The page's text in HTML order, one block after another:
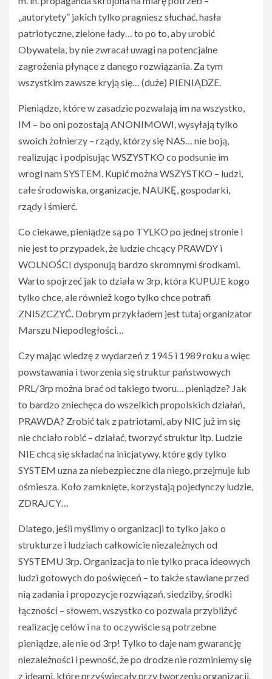
„autorytety” jakich tylko pragniesz słuchać, hasła
patriotyczne, zielone łady… to po to, aby urobić
Obywatela, by nie zwracał uwagi na potencjalne
zagrożenia płynące z danego rozwiązania. Za tym
wszystkim zawsze kryją się… (duże) PIENIĄDZE.
Pieniądze, które w zasadzie pozwalają im na wszystko,
IM – bo oni pozostają ANONIMOWI, wysyłają tylko
swoich żołnierzy – rządy, którzy się NAS… nie boją,
realizując i podpisując WSZYSTKO co podsunie im
wrogi nam SYSTEM. Kupić można WSZYSTKO – ludzi,
całe środowiska, organizacje, NAUKĘ, gospodarki,
rządy i śmierć.
Co ciekawe, pieniądze są po TYLKO po jednej stronie i
nie jest to przypadek, że ludzie chcący PRAWDY i
WOLNOŚCI dysponują bardzo skromnymi środkami.
Warto spojrzeć jak to działa w 3rp, która KUPUJE kogo
tylko chce, ale również kogo tylko chce potrafi
ZNISZCZYĆ. Dobrym przykładem jest tutaj organizator
Marszu Niepodległości…
Czy mając wiedzę z wydarzeń z 1945 i 1989 roku a więc
powstawania i tworzenia się struktur państwowych
PRL/3rp można brać od takiego tworu… pieniądze? Jak
to bardzo zniechęca do wszelkich propolskich działań,
PRAWDA? Zrobić tak z patriotami, aby NIC już im się
nie chciało robić – działać, tworzyć struktur itp. Ludzie
NIE chcą się składać na inicjatywy, które gdy tylko
SYSTEM uzna za niebezpieczne dla niego, przejmuje lub
ośmiesza. Koło zamknięte, korzystają pojedynczy ludzie,
ZDRAJCY…
Dlatego, jeśli myślimy o organizacji to tylko jako o
strukturze i ludziach całkowicie niezależnych od
SYSTEMU 3rp. Organizacja to nie tylko praca ideowych
ludzi gotowych do poświęceń – to także stawiane przed
nią zadania i propozycje rozwiązań, siedziby, środki
łączności – słowem, wszystko co pozwala przybliżyć
realizację celów i na to oczywiście są potrzebne
pieniądze, ale nie od 3rp! Tylko to daje nam gwarancję
niezależności i pewność, że po drodze nie rozminiemy się
z ideami, które przyświecały przy tworzeniu organizacji.